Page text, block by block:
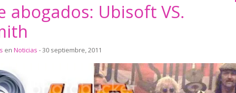
abogados: Ubisoft VS.
en Noticias - 30 septiembre, 2011